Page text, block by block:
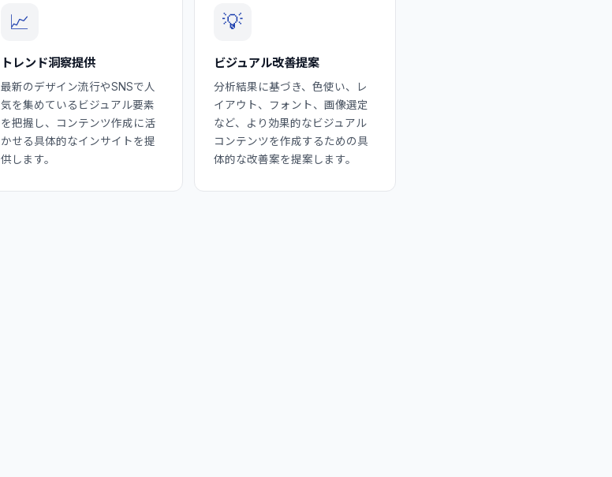
📈
トレンド洞察提供
最新のデザイン流行やSNSで人
気を集めているビジュアル要素
を把握し、コンテンツ作成に活
かせる具体的なインサイトを提
供します。
💡
ビジュアル改善提案
分析結果に基づき、色使い、レ
イアウト、フォント、画像選定
など、より効果的なビジュアル
コンテンツを作成するための具
体的な改善案を提案します。